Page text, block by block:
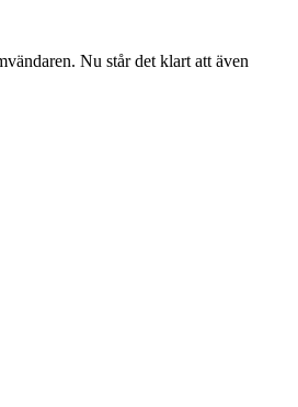
Nu står det klart att även